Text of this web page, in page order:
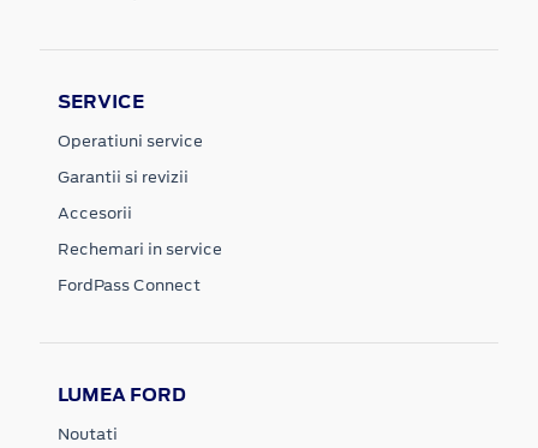
SERVICE
Operatiuni service
Garantii si revizii
Accesorii
Rechemari in service
FordPass Connect
LUMEA FORD
Noutati